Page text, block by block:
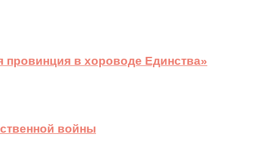
в хороводе Единства»
войны